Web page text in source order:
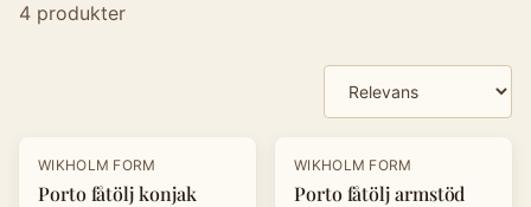
4 produkter
WIKHOLM FORM
Porto fåtölj konjak
WIKHOLM FORM
Porto fåtölj armstöd